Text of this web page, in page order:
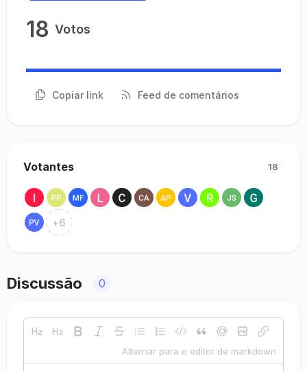
18 Votos
Copiar link Feed de comentários
Votantes 18
+6
Discussão 0
Alternar para o editor de markdown